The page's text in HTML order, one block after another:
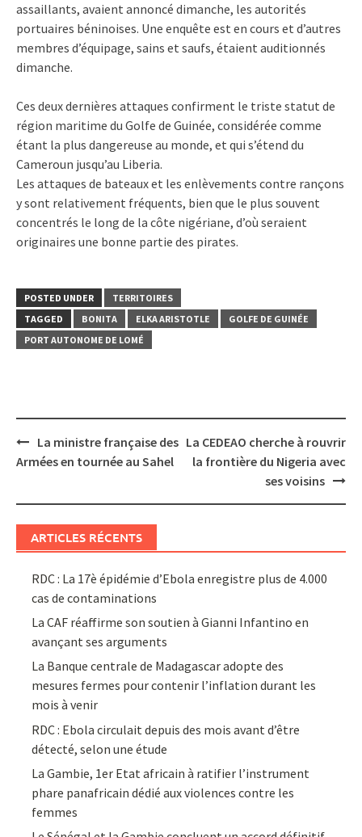
assaillants, avaient annoncé dimanche, les autorités
portuaires béninoises. Une enquête est en cours et d’autres
membres d’équipage, sains et saufs, étaient auditionnés
dimanche.
Ces deux dernières attaques confirment le triste statut de
région maritime du Golfe de Guinée, considérée comme
étant la plus dangereuse au monde, et qui s’étend du
Cameroun jusqu’au Liberia.
Les attaques de bateaux et les enlèvements contre rançons
y sont relativement fréquents, bien que le plus souvent
concentrés le long de la côte nigériane, d’où seraient
originaires une bonne partie des pirates.
POSTED UNDER
TERRITOIRES
TAGGED
BONITA ELKA ARISTOTLE
GOLFE DE GUINÉE
PORT AUTONOME DE LOMÉ
Post
navigation
La ministre française des
Armées en tournée au Sahel
La CEDEAO cherche à rouvrir
la frontière du Nigeria avec
ses voisins
ARTICLES RÉCENTS
RDC : La 17è épidémie d’Ebola enregistre plus de 4.000
cas de contaminations
La CAF réaffirme son soutien à Gianni Infantino en
avançant ses arguments
La Banque centrale de Madagascar adopte des
mesures fermes pour contenir l’inflation durant les
mois à venir
RDC : Ebola circulait depuis des mois avant d’être
détecté, selon une étude
La Gambie, 1er Etat africain à ratifier l’instrument
phare panafricain dédié aux violences contre les
femmes